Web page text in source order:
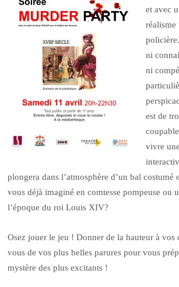
et avec
réalisme
ni
ni
est de
vivre
plongera dans l’atmosphère d’un bal costumé
vous déjà imaginé en comtesse pompeuse ou
l’époque du roi Louis XIV?
Osez jouer le jeu ! Donner de la hauteur à vos
vous de vos plus belles parures pour vous
mystère des plus excitants !